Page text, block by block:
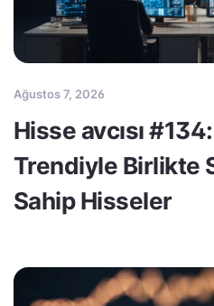
Ağustos 7, 2026
Hisse avcısı
Trendiyle Birlikte
Sahip Hisseler